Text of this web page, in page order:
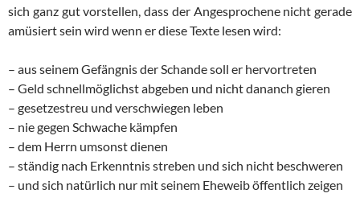
sich ganz gut vorstellen, dass der Angesprochene nicht gerade
amüsiert sein wird wenn er diese Texte lesen wird:
– aus seinem Gefängnis der Schande soll er hervortreten
– Geld schnellmöglichst abgeben und nicht dananch gieren
– gesetzestreu und verschwiegen leben
– nie gegen Schwache kämpfen
– dem Herrn umsonst dienen
– ständig nach Erkenntnis streben und sich nicht beschweren
– und sich natürlich nur mit seinem Eheweib öffentlich zeigen